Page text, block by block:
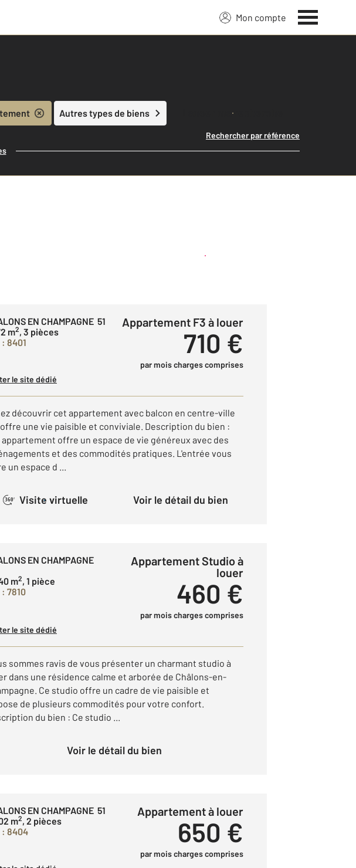
Mon compte
Autres types de biens Lancer ma recherche
Rechercher par référence
Créer une alerte
EN CHAMPAGNE 51
m2, 3 pièces
8401
Appartement F3 à louer
710 €
par mois charges comprises
le site dédié
découvrir cet appartement avec balcon en centre-ville
une vie paisible et conviviale. Description du bien :
appartement offre un espace de vie généreux avec des
et des commodités pratiques. L'entrée vous
un espace d ...
360° Visite virtuelle Voir le détail du bien
EN CHAMPAGNE
m2, 1 pièce
7810
Appartement Studio à
louer
460 €
par mois charges comprises
le site dédié
sommes ravis de vous présenter un charmant studio à
dans une résidence calme et arborée de Châlons-en-
Ce studio offre un cadre de vie paisible et
de plusieurs commodités pour votre confort.
du bien : Ce studio ...
Voir le détail du bien
EN CHAMPAGNE 51
m2, 2 pièces
: 8404
Appartement à louer
650 €
par mois charges comprises